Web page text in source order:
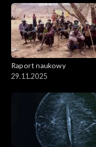
Raport naukowy
29.11.2025